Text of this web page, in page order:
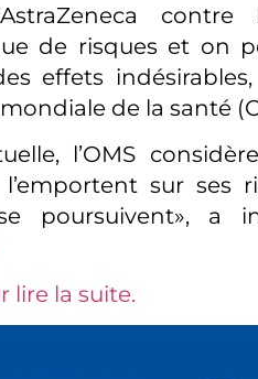
de risques et on
effets
de la santé
l’OMS
l’emportent sur
poursuivent», a
lire la suite.